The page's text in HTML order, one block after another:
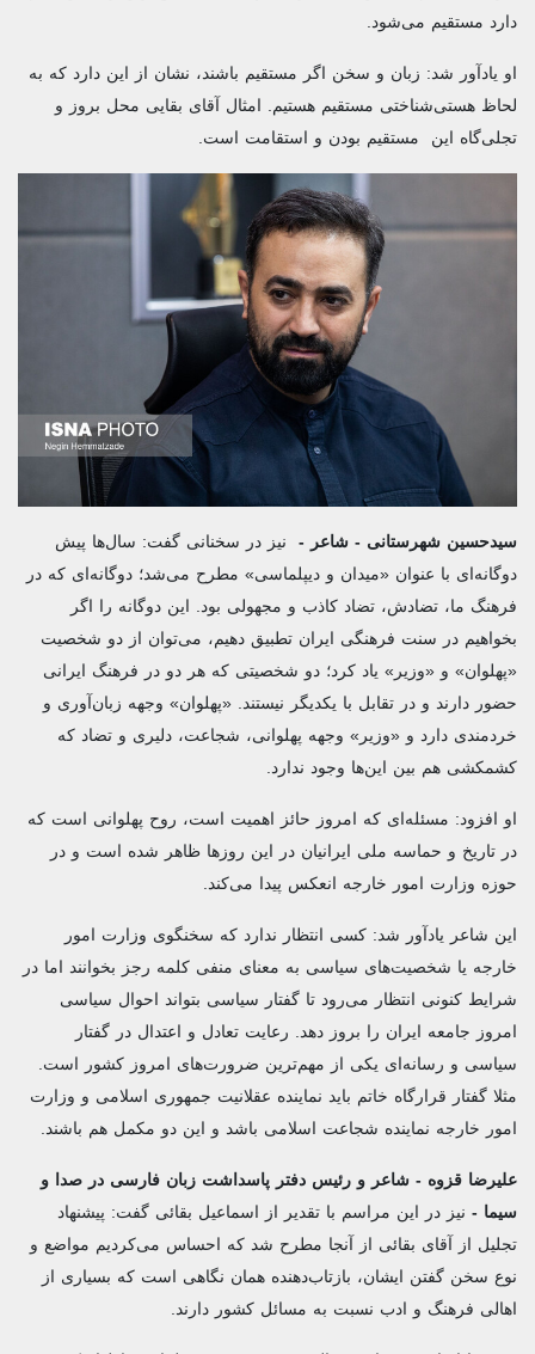
دارد مستقیم می‌شود.
او یادآور شد: زبان و سخن اگر مستقیم باشند، نشان از این دارد که به
لحاظ هستی‌شناختی مستقیم هستیم. امثال آقای بقایی محل بروز و
تجلی‌گاه این مستقیم بودن و استقامت است.
سیدحسین شهرستانی - شاعر - نیز در سخنانی گفت: سال‌ها پیش
دوگانه‌ای با عنوان «میدان و دیپلماسی» مطرح می‌شد؛ دوگانه‌ای که در
فرهنگ ما، تضادش، تضاد کاذب و مجهولی بود. این دوگانه را اگر
بخواهیم در سنت فرهنگی ایران تطبیق دهیم، می‌توان از دو شخصیت
«پهلوان» و «وزیر» یاد کرد؛ دو شخصیتی که هر دو در فرهنگ ایرانی
حضور دارند و در تقابل با یکدیگر نیستند. «پهلوان» وجهه زبان‌آوری و
خردمندی دارد و «وزیر» وجهه پهلوانی، شجاعت، دلیری و تضاد که
کشمکشی هم بین این‌ها وجود ندارد.
او افزود: مسئله‌ای که امروز حائز اهمیت است، روح پهلوانی است که
در تاریخ و حماسه ملی ایرانیان در این روزها ظاهر شده است و در
حوزه وزارت امور خارجه انعکس پیدا می‌کند.
این شاعر یادآور شد: کسی انتظار ندارد که سخنگوی وزارت امور
خارجه یا شخصیت‌های سیاسی به معنای منفی کلمه رجز بخوانند اما در
شرایط کنونی انتظار می‌رود تا گفتار سیاسی بتواند احوال سیاسی
امروز جامعه ایران را بروز دهد. رعایت تعادل و اعتدال در گفتار
سیاسی و رسانه‌ای یکی از مهم‌ترین ضرورت‌های امروز کشور است.
مثلا گفتار قرارگاه خاتم باید نماینده عقلانیت جمهوری اسلامی و وزارت
امور خارجه نماینده شجاعت اسلامی باشد و این دو مکمل هم باشند.
علیرضا قزوه - شاعر و رئیس دفتر پاسداشت زبان فارسی در صدا و
سیما - نیز در این مراسم با تقدیر از اسماعیل بقائی گفت: پیشنهاد
تجلیل از آقای بقائی از آنجا مطرح شد که احساس می‌کردیم مواضع و
نوع سخن گفتن ایشان، بازتاب‌دهنده همان نگاهی است که بسیاری از
اهالی فرهنگ و ادب نسبت به مسائل کشور دارند.